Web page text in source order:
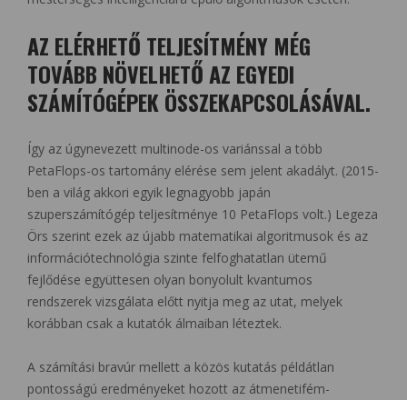
AZ ELÉRHETŐ TELJESÍTMÉNY MÉG
TOVÁBB NÖVELHETŐ AZ EGYEDI
SZÁMÍTÓGÉPEK ÖSSZEKAPCSOLÁSÁVAL.
Így az úgynevezett multinode-os variánssal a több
PetaFlops-os tartomány elérése sem jelent akadályt. (2015-
ben a világ akkori egyik legnagyobb japán
szuperszámítógép teljesítménye 10 PetaFlops volt.) Legeza
Örs szerint ezek az újabb matematikai algoritmusok és az
információtechnológia szinte felfoghatatlan ütemű
fejlődése együttesen olyan bonyolult kvantumos
rendszerek vizsgálata előtt nyitja meg az utat, melyek
korábban csak a kutatók álmaiban léteztek.
A számítási bravúr mellett a közös kutatás példátlan
pontosságú eredményeket hozott az átmenetifém-